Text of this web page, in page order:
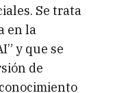
Se trata
en la
y que se
de